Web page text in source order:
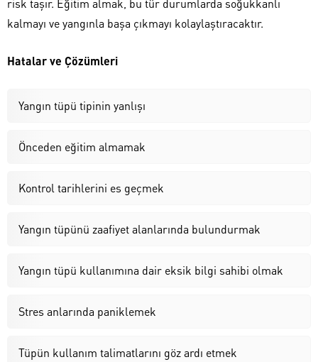
risk taşır. Eğitim almak, bu tür durumlarda soğukkanlı
kalmayı ve yangınla başa çıkmayı kolaylaştıracaktır.
Hatalar ve Çözümleri
Yangın tüpü tipinin yanlışı
Önceden eğitim almamak
Kontrol tarihlerini es geçmek
Yangın tüpünü zaafiyet alanlarında bulundurmak
Yangın tüpü kullanımına dair eksik bilgi sahibi olmak
Stres anlarında paniklemek
Tüpün kullanım talimatlarını göz ardı etmek